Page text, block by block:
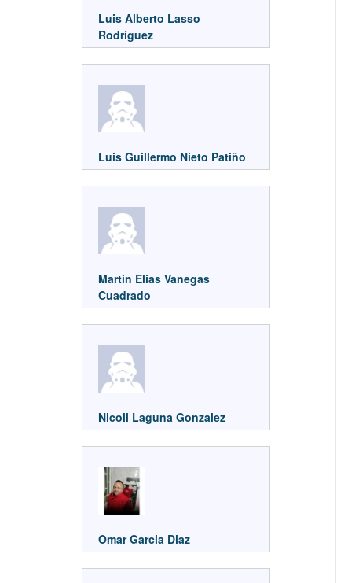
Luis Alberto Lasso
Rodríguez
Luis Guillermo Nieto Patiño
Martin Elias Vanegas
Cuadrado
Nicoll Laguna Gonzalez
Omar Garcia Diaz